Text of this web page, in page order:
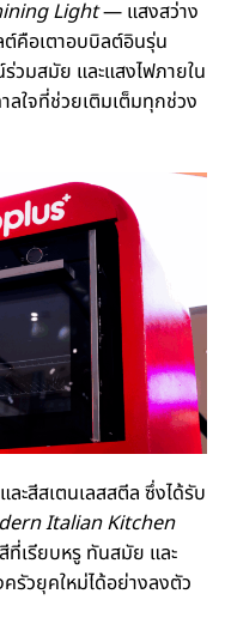
Light— แสงสว่าง
ต์คือเตาอบบิลต์อินรุ่น
วมสมัย และแสงไฟภายใน
ลใจที่ช่วยเติมเต็มทุกช่วง
ะสีสเตนเลสสตีล ซึ่งได้รับ
Italian Kitchen
เรียบหรู ทันสมัย และ
รัวยุคใหม่ได้อย่างลงตัว